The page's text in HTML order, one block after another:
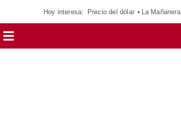
Hoy interesa: Precio del dólar La Mañanera